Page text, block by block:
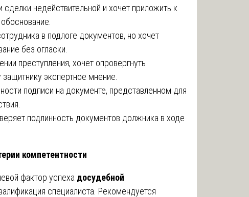
сделки недействительной и хочет приложить к
в подлоге документов, но хочет
без огласки.
преступления, хочет опровергнуть
экспертное мнение.
подписи на документе, представленном для
подлинность документов должника в ходе
компетентности
фактор успеха досудебной
специалиста. Рекомендуется